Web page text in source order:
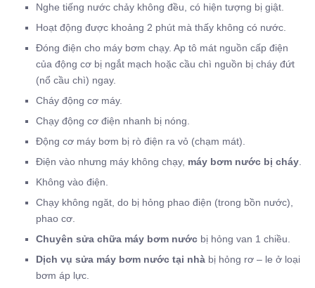
Nghe tiếng nước chảy không đều, có hiện tượng bị giật.
Hoạt động được khoảng 2 phút mà thấy không có nước.
Đóng điện cho máy bơm chạy. Ap tô mát nguồn cấp điện
của động cơ bị ngắt mạch hoặc cầu chì nguồn bị cháy đứt
(nổ cầu chì) ngay.
Cháy động cơ máy.
Chạy động cơ điện nhanh bị nóng.
Động cơ máy bơm bị rò điện ra vỏ (chạm mát).
Điện vào nhưng máy không chạy, máy bơm nước bị cháy
Không vào điện.
Chạy không ngăt, do bị hỏng phao điện (trong bồn nước),
phao cơ.
Chuyên sửa chữa máy bơm nước bị hỏng van 1 chiều.
Dịch vụ sửa máy bơm nước tại nhà bị hỏng rơ – le ở loại
bơm áp lực.